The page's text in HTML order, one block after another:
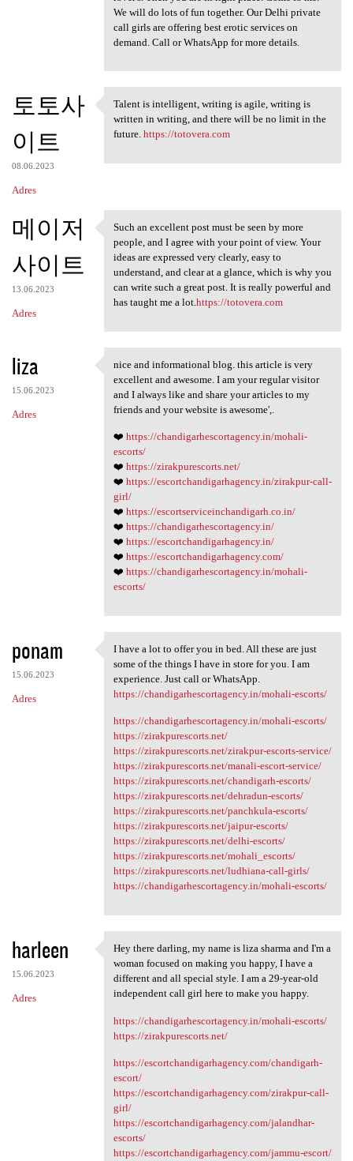
We will do lots of fun together. Our Delhi private
call girls are offering best erotic services on
demand. Call or WhatsApp for more details.
토토사
이트
08.06.2023
Adres
Talent is intelligent,
Talent is intelligent, writing is agile, writing is
written in writing, and there will be no limit in the
future. https://totovera.com
메이저
사이트
13.06.2023
Adres
Such an excellent post must
Such an excellent post must be seen by more
people, and I agree with your point of view. Your
ideas are expressed very clearly, easy to
understand, and clear at a glance, which is why you
can write such a great post. It is really powerful and
has taught me a lot.https://totovera.com
liza
15.06.2023
Adres
nice and informational blog.
nice and informational blog. this article is very
excellent and awesome. I am your regular visitor
and I always like and share your articles to my
friends and your website is awesome',.
❤️ https://chandigarhescortagency.in/mohali-
escorts/
❤️ https://zirakpurescorts.net/
❤️ https://escortchandigarhagency.in/zirakpur-call-
girl/
❤️ https://escortserviceinchandigarh.co.in/
❤️ https://chandigarhescortagency.in/
❤️ https://escortchandigarhagency.in/
❤️ https://escortchandigarhagency.com/
❤️ https://chandigarhescortagency.in/mohali-
escorts/
ponam
15.06.2023
Adres
I have a lot to offer you in
I have a lot to offer you in bed. All these are just
some of the things I have in store for you. I am
experience. Just call or WhatsApp.
https://chandigarhescortagency.in/mohali-escorts/
https://chandigarhescortagency.in/mohali-escorts/
https://zirakpurescorts.net/
https://zirakpurescorts.net/zirakpur-escorts-service/
https://zirakpurescorts.net/manali-escort-service/
https://zirakpurescorts.net/chandigarh-escorts/
https://zirakpurescorts.net/dehradun-escorts/
https://zirakpurescorts.net/panchkula-escorts/
https://zirakpurescorts.net/jaipur-escorts/
https://zirakpurescorts.net/delhi-escorts/
https://zirakpurescorts.net/mohali_escorts/
https://zirakpurescorts.net/ludhiana-call-girls/
https://chandigarhescortagency.in/mohali-escorts/
harleen
15.06.2023
Adres
Hey there darling, my name is
Hey there darling, my name is liza sharma and I'm a
woman focused on making you happy, I have a
different and all special style. I am a 29-year-old
independent call girl here to make you happy.
https://chandigarhescortagency.in/mohali-escorts/
https://zirakpurescorts.net/
https://escortchandigarhagency.com/chandigarh-
escort/
https://escortchandigarhagency.com/zirakpur-call-
girl/
https://escortchandigarhagency.com/jalandhar-
escorts/
https://escortchandigarhagency.com/jammu-escort/